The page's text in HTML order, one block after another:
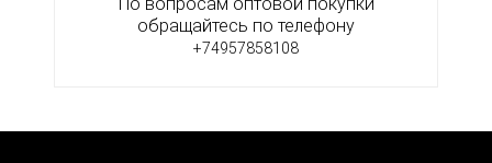
По вопросам оптовой покупки
обращайтесь по телефону
+74957858108